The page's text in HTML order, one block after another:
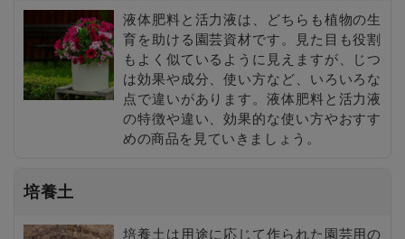
液体肥料と活力液は、どちらも植物の生
育を助ける園芸資材です。見た目も役割
もよく似ているように見えますが、じつ
は効果や成分、使い方など、いろいろな
点で違いがあります。液体肥料と活力液
の特徴や違い、効果的な使い方やおすす
めの商品を見ていきましょう。
培養土
培養土は用途に応じて作られた園芸用の